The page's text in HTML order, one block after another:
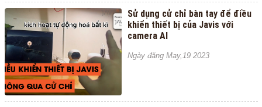
Sử dụng cử chỉ bàn tay để điều
khiển thiết bị của Javis với
camera AI
Ngày đăng May,19 2023